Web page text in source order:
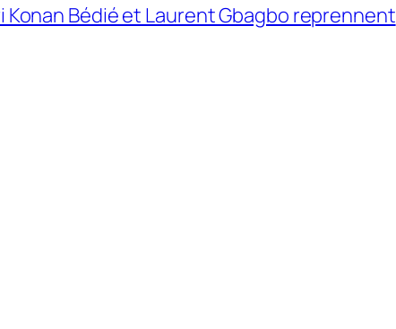
Konan Bédié et Laurent Gbagbo reprennent